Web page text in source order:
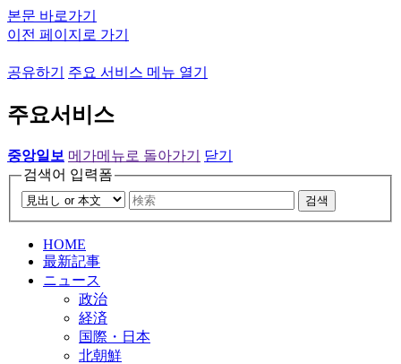
본문 바로가기
이전 페이지로 가기
공유하기 주요 서비스 메뉴 열기
주요서비스
중앙일보 메가메뉴로 돌아가기
닫기
검색어 입력폼
검색
HOME
最新記事
ニュース
政治
経済
国際・日本
北朝鮮